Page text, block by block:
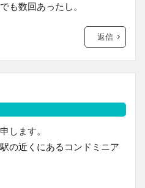
も数回あったし。
返信
します。
の近くにあるコンドミニア